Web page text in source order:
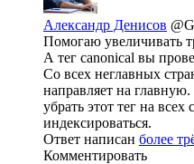
Александр Денисов
Помогаю увеличивать
А тег canonical вы
Со всех неглавных
направляет на
убрать этот тег на всех
индексироваться.
Ответ написан более
Комментировать